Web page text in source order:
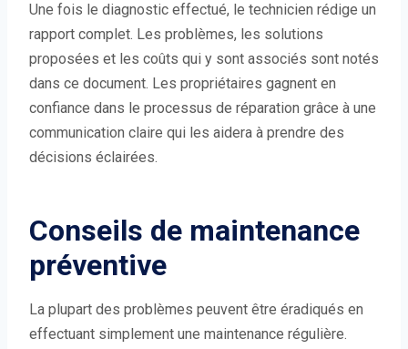
Une fois le diagnostic effectué, le technicien rédige un
rapport complet. Les problèmes, les solutions
proposées et les coûts qui y sont associés sont notés
dans ce document. Les propriétaires gagnent en
confiance dans le processus de réparation grâce à une
communication claire qui les aidera à prendre des
décisions éclairées.
Conseils de maintenance
préventive
La plupart des problèmes peuvent être éradiqués en
effectuant simplement une maintenance régulière.